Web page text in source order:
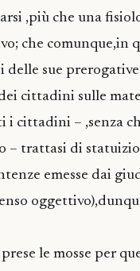
,più che una
che comunque,in
sue
cittadini sulle
cittadini – ,senza
– trattasi di
emesse dai
le mosse per